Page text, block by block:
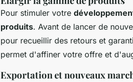
Pour stimuler votre
produits. Avant de lancer de
pour recueillir des retours et
permet d'affiner votre offre et
Exportation et nouveaux